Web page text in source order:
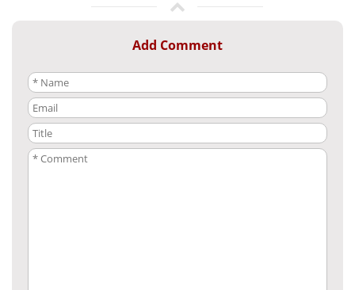
Add Comment